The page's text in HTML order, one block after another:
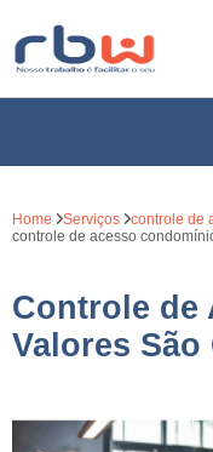
Home Serviços controle de
controle de acesso
Controle de
Valores São